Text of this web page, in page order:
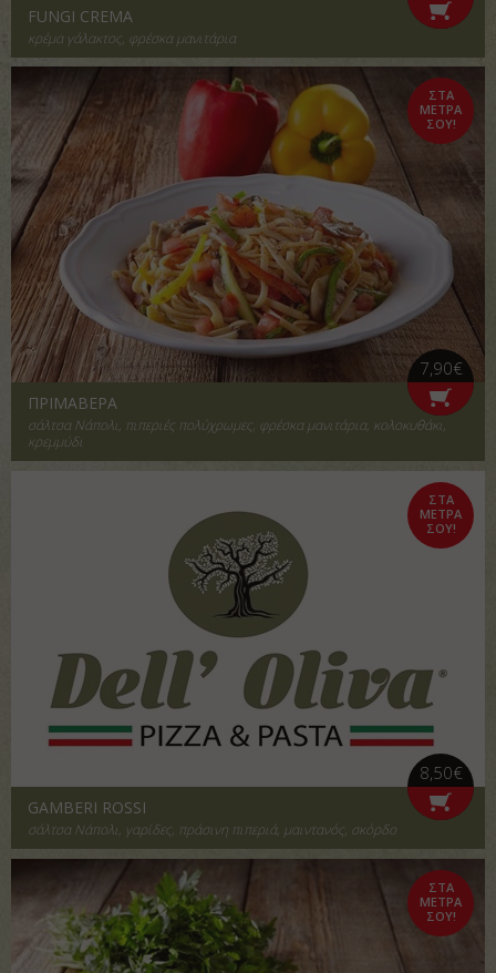
FUNGI CREMA
κρέμα γάλακτος, φρέσκα μανιτάρια
ΣΤΑ
ΜΕΤΡΑ
ΣΟΥ!
ΠΡΙΜΑΒΕΡΑ
σάλτσα Νάπολι, πιπεριές πολύχρωμες, φρέσκα μανιτάρια, κολοκυθάκι,
κρεμμύδι
7,90€
ΣΤΑ
ΜΕΤΡΑ
ΣΟΥ!
GAMBERI ROSSI
σάλτσα Νάπολι, γαρίδες, πράσινη πιπεριά, μαιντανός, σκόρδο
8,50€
ΣΤΑ
ΜΕΤΡΑ
ΣΟΥ!